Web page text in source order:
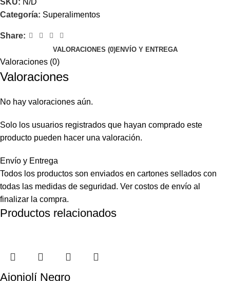
SKU: N/D
Categoría: Superalimentos
Share:
VALORACIONES (0)ENVÍO Y ENTREGA
Valoraciones (0)
Valoraciones
No hay valoraciones aún.
Solo los usuarios registrados que hayan comprado este
producto pueden hacer una valoración.
Envío y Entrega
Todos los productos son enviados en cartones sellados con
todas las medidas de seguridad. Ver costos de envío al
finalizar la compra.
Productos relacionados
Ajonjolí Negro